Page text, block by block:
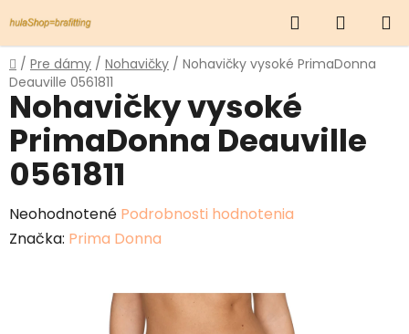
na
obsah
Hľadať
KOŠÍK
Domov
/ Pre dámy / Nohavičky / Nohavičky vysoké PrimaDonna
Deauville 0561811
Nohavičky vysoké
PrimaDonna Deauville
0561811
Priemerné
hodnotenie
Neohodnotené Podrobnosti hodnotenia
Značka: Prima Donna